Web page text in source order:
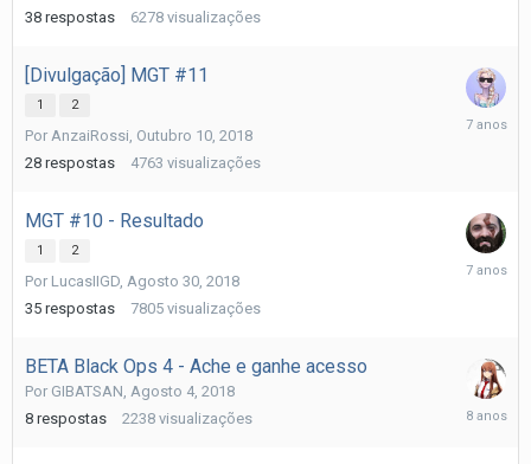
38 respostas 6278 visualizações
[Divulgação] MGT #11
1 2
Por AnzaiRossi, Outubro 10, 2018
28 respostas 4763 visualizações
Outubro
MGT #10 - Resultado
1 2
Por LucasIIGD, Agosto 30, 2018
35 respostas 7805 visualizações
BETA Black Ops 4 - Ache e ganhe acesso
Por GIBATSAN, Agosto 4, 2018
8 respostas 2238 visualizações
Agosto